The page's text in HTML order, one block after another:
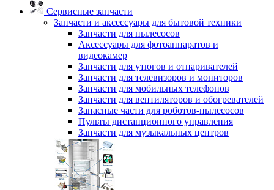
Сервисные запчасти
Запчасти и аксессуары для бытовой техники
Запчасти для пылесосов
Аксессуары для фотоаппаратов и
видеокамер
Запчасти для утюгов и отпаривателей
Запчасти для телевизоров и мониторов
Запчасти для мобильных телефонов
Запчасти для вентиляторов и обогревателей
Запасные части для роботов-пылесосов
Пульты дистанционного управления
Запчасти для музыкальных центров